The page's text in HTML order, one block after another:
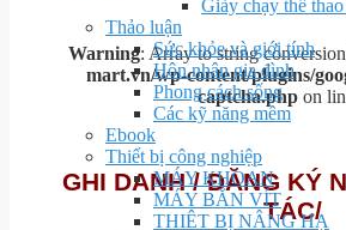
Warning: Array to string
mart.vn/wp-content/plugins/
captcha.phpon
GHI DANH / ĐĂNG KÝ
TÁC/
Giày chạy thể
Thảo luận
Sức khỏe và giới tính
Hôn nhân gia đình
Phong cách sống
Các kỹ năng mềm
Ebook
Thiết bị công nghiệp
MÁY KHOAN
MÁY BẮN VÍT
THIÊT BỊ NÂNG HẠ